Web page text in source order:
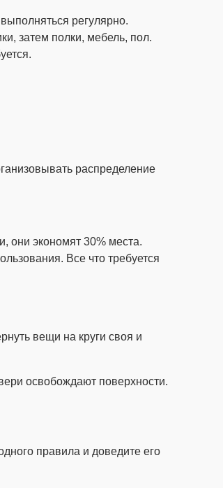
регулярно.
затем полки, мебель, пол.
распределение
они экономят 30% места.
Все что требуется
вещи на круги своя и
освобождают поверхности.
правила и доведите его